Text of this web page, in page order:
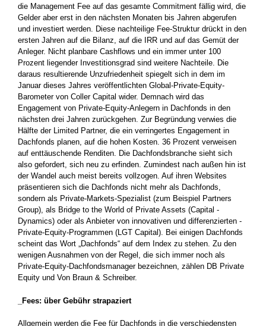
die Management Fee auf das gesamte Commitment fällig wird, die
Gelder aber erst in den nächsten Monaten bis Jahren abgerufen
und investiert werden. Diese ­nachteilige Fee-Struktur drückt in den
ersten ­Jahren auf die Bilanz, auf die IRR und auf das Gemüt der
Anleger. Nicht planbare Cashflows und ein immer unter 100
Prozent liegender Investitionsgrad sind weitere Nachteile. Die
daraus resultierende ­Unzufriedenheit spiegelt sich in dem im
Januar dieses Jahres veröffentlichten Global-Private-Equity-
Barometer von Coller Capital wider. Demnach wird das
Engagement von Private-Equity-Anlegern in Dachfonds in den
nächsten drei Jahren zurückgehen. Zur Begründung verwies die
Hälfte der Limited Partner, die ein verringertes Engagement in
Dachfonds planen, auf die hohen Kosten. 36 Prozent verweisen
auf enttäuschende Renditen. Die Dachfondsbranche sieht sich
also gefordert, sich neu zu erfinden. Zumindest nach außen hin ist
der Wandel auch meist bereits vollzogen. Auf ihren Websites
präsentieren sich die Dachfonds nicht mehr als Dachfonds,
sondern als Private-Markets-Spezialist (zum Beispiel Partners
Group), als Bridge to the World of Private Assets (Capital ­
Dynamics) oder als Anbieter von innovativen und differenzierten ­
Private-Equity-Programmen (LGT Capital). Bei ­einigen Dachfonds
scheint das Wort „Dachfonds“ auf dem Index zu stehen. Zu den
wenigen Ausnahmen von der Regel, die sich immer noch als
Private-­Equity-Dachfondsmanager bezeichnen, zählen DB Private
Equity und Von Braun & Schreiber.
_Fees: über Gebühr strapaziert
Allgemein werden die Fee für Dachfonds in die verschiedensten